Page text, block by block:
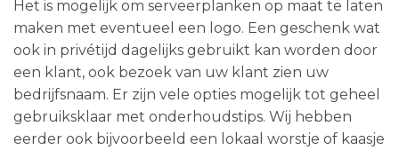
Het is mogelijk om serveerplanken op maat te laten
maken met eventueel een logo. Een geschenk wat
ook in privétijd dagelijks gebruikt kan worden door
een klant, ook bezoek van uw klant zien uw
bedrijfsnaam. Er zijn vele opties mogelijk tot geheel
gebruiksklaar met onderhoudstips. Wij hebben
eerder ook bijvoorbeeld een lokaal worstje of kaasje